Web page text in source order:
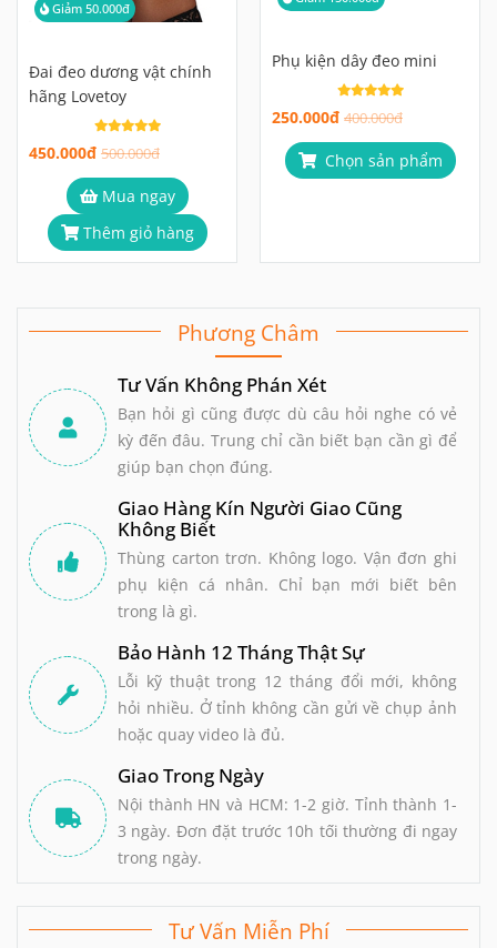
Giảm 50.000đ
Đai đeo dương vật chính
hãng Lovetoy
450.000đ 500.000đ
Mua ngay
Thêm giỏ hàng
Phụ kiện dây đeo mini
250.000đ 400.000đ
Chọn sản phẩm
Phương Châm
Tư Vấn Không Phán Xét
Bạn hỏi gì cũng được dù câu hỏi nghe có vẻ
kỳ đến đâu. Trung chỉ cần biết bạn cần gì để
giúp bạn chọn đúng.
Giao Hàng Kín Người Giao Cũng
Không Biết
Thùng carton trơn. Không logo. Vận đơn ghi
phụ kiện cá nhân. Chỉ bạn mới biết bên
trong là gì.
Bảo Hành 12 Tháng Thật Sự
Lỗi kỹ thuật trong 12 tháng đổi mới, không
hỏi nhiều. Ở tỉnh không cần gửi về chụp ảnh
hoặc quay video là đủ.
Giao Trong Ngày
Nội thành HN và HCM: 1-2 giờ. Tỉnh thành 1-
3 ngày. Đơn đặt trước 10h tối thường đi ngay
trong ngày.
Tư Vấn Miễn Phí